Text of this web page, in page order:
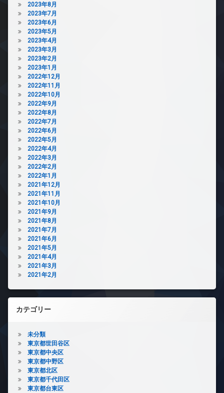
2023年8月
2023年7月
2023年6月
2023年5月
2023年4月
2023年3月
2023年2月
2023年1月
2022年12月
2022年11月
2022年10月
2022年9月
2022年8月
2022年7月
2022年6月
2022年5月
2022年4月
2022年3月
2022年2月
2022年1月
2021年12月
2021年11月
2021年10月
2021年9月
2021年8月
2021年7月
2021年6月
2021年5月
2021年4月
2021年3月
2021年2月
カテゴリー
未分類
東京都世田谷区
東京都中央区
東京都中野区
東京都北区
東京都千代田区
東京都台東区